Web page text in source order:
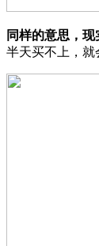
同样的意思，
半天买不上，就